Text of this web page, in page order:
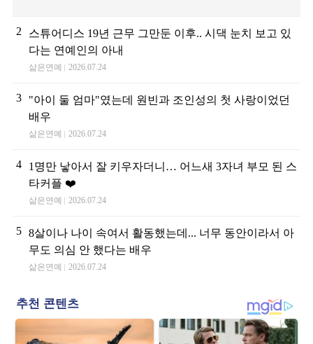
2
스튜어디스 19년 근무 그만둔 이후.. 시댁 눈치 보고 있
다는 연예인의 아내
삶은연예 2026.07.24
3
"아이 둘 엄마"였는데 원빈과 조인성의 첫 사랑이었던
배우
삶은연예 2026.07.24
4
1명만 낳아서 잘 키우자더니… 어느새 3자녀 부모 된 스
타커플 ❤️
삶은연예 2026.07.24
5 8살이나 나이 속여서 활동했는데... 너무 동안이라서 아
무도 의심 안 했다는 배우
삶은연예 2026.07.24